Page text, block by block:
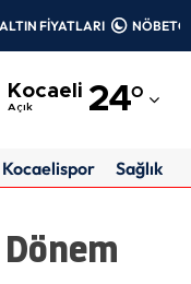
ALTIN FİYATLARI
Kocaeli
Açık 24°
Adıyaman
Amasya
Kocaelispor Sağlık